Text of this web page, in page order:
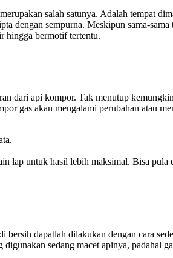
salah satunya. Adalah tempat
dengan sempurna. Meskipun sama-
hingga bermotif tertentu.
dari api kompor. Tak menutup
gas akan mengalami perubahan atau
lap untuk hasil lebih maksimal. Bisa
dapatlah dilakukan dengan cara
sedang macet apinya, padahal